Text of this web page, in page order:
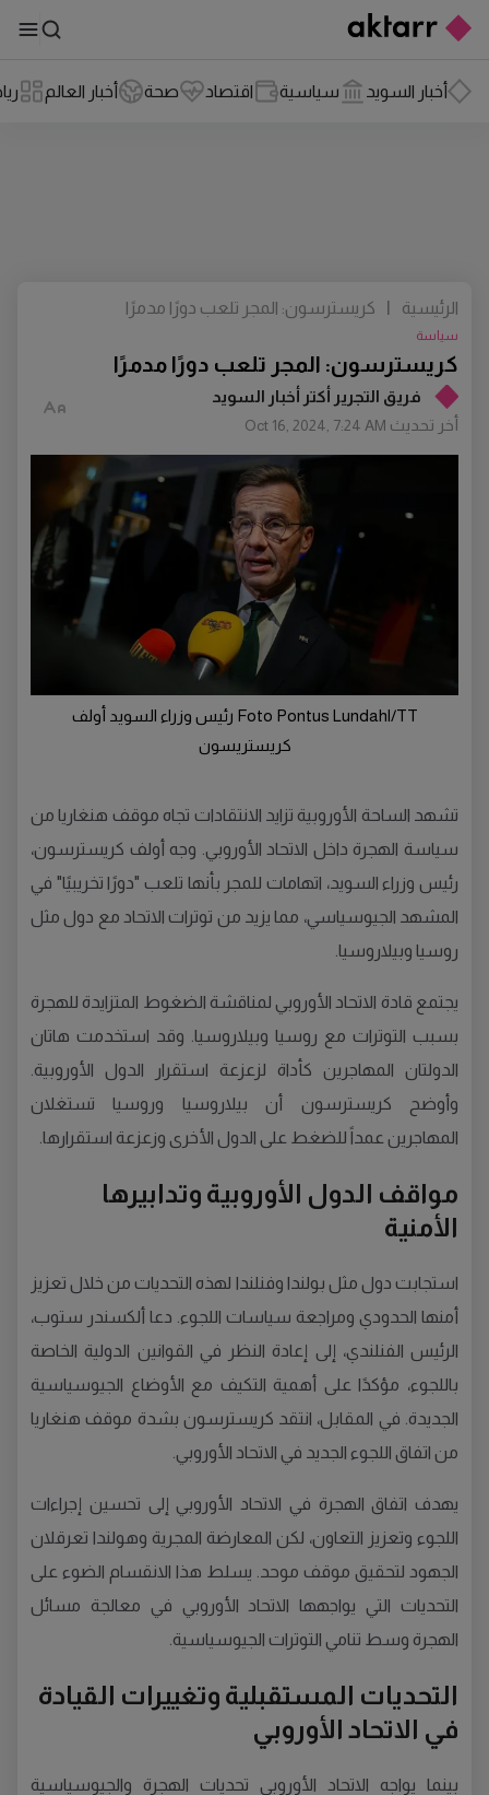
أخبار السويد سياسية اقتصاد صحة أخبار العالم
فريق التجرير أكتر أخبار السويد
أخر تحديث Oct 16, 2024, 7:24 AM
كريسترسون: المجر تلعب دورًا مدمرًا
سياسة
الرئيسية كريسترسون: المجر تلعب دورًا مدمرًا
Foto Pontus Lundahl/TT رئيس وزراء السويد أولف
كريستريسون
تشهد الساحة الأوروبية تزايد الانتقادات تجاه موقف هنغاريا من
سياسة الهجرة داخل الاتحاد الأوروبي. وجه أولف كريسترسون،
رئيس وزراء السويد، اتهامات للمجر بأنها تلعب "دورًا تخريبيًا" في
المشهد الجيوسياسي، مما يزيد من توترات الاتحاد مع دول مثل
روسيا وبيلاروسيا.
يجتمع قادة الاتحاد الأوروبي لمناقشة الضغوط المتزايدة للهجرة
بسبب التوترات مع روسيا وبيلاروسيا. وقد استخدمت هاتان
الدولتان المهاجرين كأداة لزعزعة استقرار الدول الأوروبية.
وأوضح كريسترسون أن بيلاروسيا وروسيا تستغلان
المهاجرين عمداً للضغط على الدول الأخرى وزعزعة استقرارها.
مواقف الدول الأوروبية وتدابيرها
الأمنية
استجابت دول مثل بولندا وفنلندا لهذه التحديات من خلال تعزيز
أمنها الحدودي ومراجعة سياسات اللجوء. دعا ألكسندر ستوب،
الرئيس الفنلندي، إلى إعادة النظر في القوانين الدولية الخاصة
باللجوء، مؤكدًا على أهمية التكيف مع الأوضاع الجيوسياسية
الجديدة. في المقابل، انتقد كريسترسون بشدة موقف هنغاريا
من اتفاق اللجوء الجديد في الاتحاد الأوروبي.
يهدف اتفاق الهجرة في الاتحاد الأوروبي إلى تحسين إجراءات
اللجوء وتعزيز التعاون، لكن المعارضة المجرية وهولندا تعرقلان
الجهود لتحقيق موقف موحد. يسلط هذا الانقسام الضوء على
التحديات التي يواجهها الاتحاد الأوروبي في معالجة مسائل
الهجرة وسط تنامي التوترات الجيوسياسية.
التحديات المستقبلية وتغييرات القيادة
في الاتحاد الأوروبي
بينما يواجه الاتحاد الأوروبي تحديات الهجرة والجيوسياسية